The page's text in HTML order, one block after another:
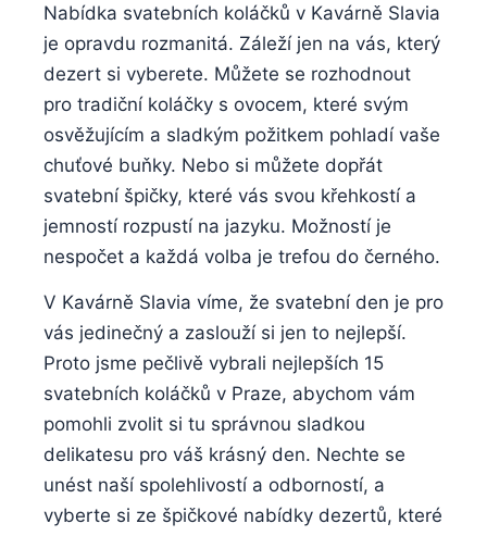
Nabídka svatebních koláčků v Kavárně Slavia
je opravdu rozmanitá. Záleží jen na vás, který
dezert si vyberete. Můžete se rozhodnout
pro tradiční koláčky s ovocem, které svým
osvěžujícím a sladkým požitkem pohladí vaše
chuťové buňky. Nebo si můžete dopřát
svatební špičky, které vás svou křehkostí a
jemností rozpustí na jazyku. Možností je
nespočet a každá volba je trefou do černého.
V Kavárně Slavia víme, že svatební den je pro
vás jedinečný a zaslouží si jen to nejlepší.
Proto jsme pečlivě vybrali nejlepších 15
svatebních koláčků v Praze, abychom vám
pomohli zvolit si tu správnou sladkou
delikatesu pro váš krásný den. Nechte se
unést naší spolehlivostí a odborností, a
vyberte si ze špičkové nabídky dezertů, které